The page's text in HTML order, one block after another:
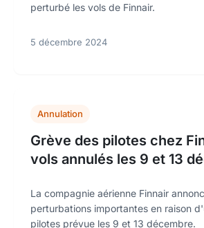
perturbé les vols de Finnair.
5 décembre 2024
Annulation
Grève des pilotes chez
vols annulés les 9 et 13
La compagnie aérienne Finnair
perturbations importantes en raison
pilotes prévue les 9 et 13 décembre.